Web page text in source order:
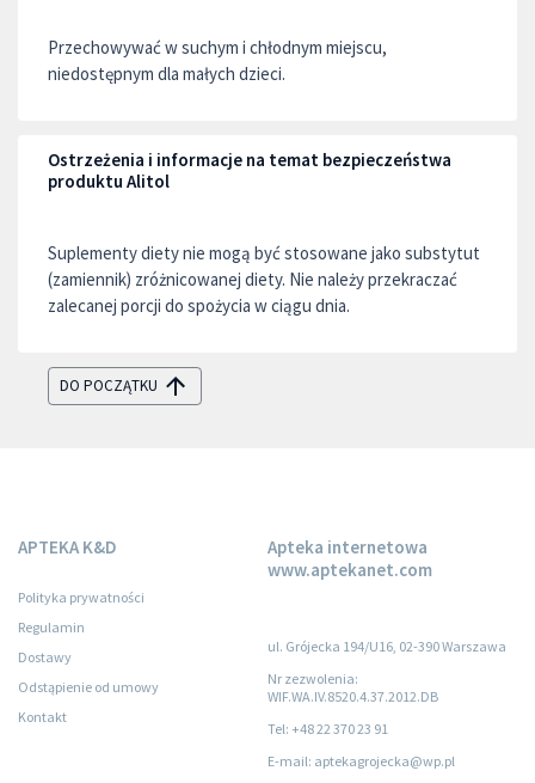
Przechowywać w suchym i chłodnym miejscu,
niedostępnym dla małych dzieci.
Ostrzeżenia i informacje na temat bezpieczeństwa
produktu Alitol
Suplementy diety nie mogą być stosowane jako substytut
(zamiennik) zróżnicowanej diety. Nie należy przekraczać
zalecanej porcji do spożycia w ciągu dnia.
DO POCZĄTKU
APTEKA K&D
Polityka prywatności
Regulamin
Dostawy
Odstąpienie od umowy
Kontakt
Apteka internetowa
www.aptekanet.com
ul. Grójecka 194/U16, 02-390 Warszawa
Nr zezwolenia:
WIF.WA.IV.8520.4.37.2012.DB
Tel: +48 22 370 23 91
E-mail: aptekagrojecka@wp.pl